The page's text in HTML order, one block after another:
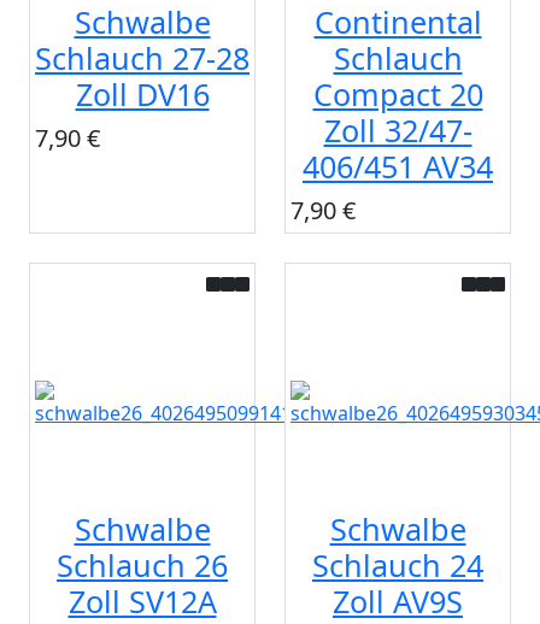
Schwalbe
Schlauch 27-28
Zoll DV16
7,90 €
Continental
Schlauch
Compact 20
Zoll 32/47-
406/451 AV34
7,90 €
Schwalbe
Schlauch 26
Zoll SV12A
Schwalbe
Schlauch 24
Zoll AV9S